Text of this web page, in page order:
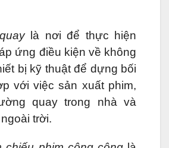
là nơi để thực hiện
ứng điều kiện về không
bị kỹ thuật để dựng bối
với việc sản xuất phim,
quay trong nhà và
trời.